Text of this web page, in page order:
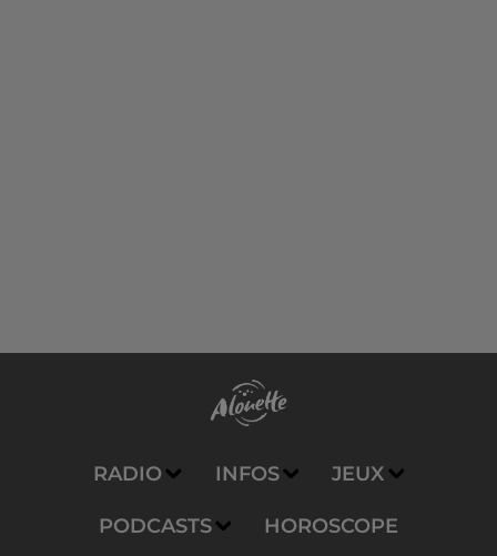
RADIO INFOS JEUX
PODCASTS HOROSCOPE